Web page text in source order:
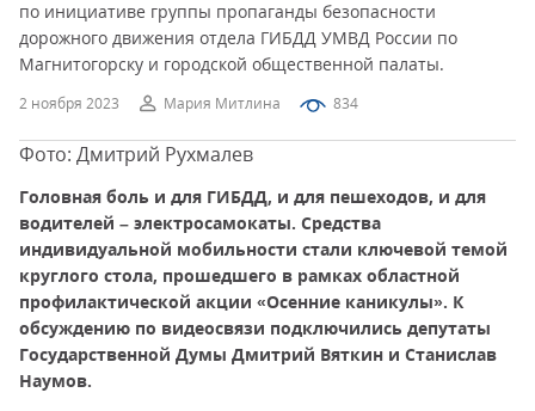
2 ноября 2023 Мария Митлина 834
по инициативе группы пропаганды безопасности
дорожного движения отдела ГИБДД УМВД России по
Магнитогорску и городской общественной палаты.
Фото: Дмитрий Рухмалев
Головная боль и для ГИБДД, и для пешеходов, и для
водителей – электросамокаты. Средства
индивидуальной мобильности стали ключевой темой
круглого стола, прошедшего в рамках областной
профилактической акции «Осенние каникулы». К
обсуждению по видеосвязи подключились депутаты
Государственной Думы Дмитрий Вяткин и Станислав
Наумов.